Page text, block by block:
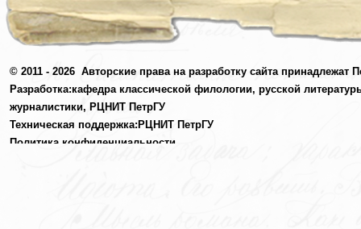
© 2011 - 2026 Авторские права на разработку сайта принадлежат
Разработка:кафедра классической филологии, русской
журналистики, РЦНИТ ПетрГУ
Техническая поддержка: РЦНИТ ПетрГУ
Политика конфиденциальности